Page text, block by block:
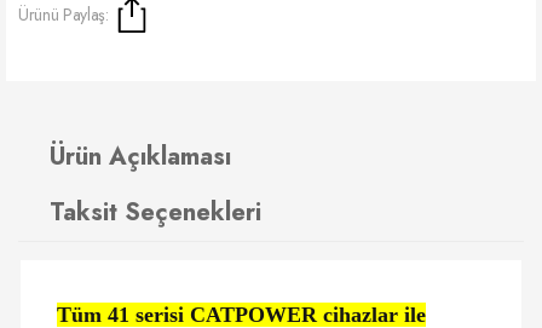
Ürünü Paylaş:
Ürün Açıklaması
Taksit Seçenekleri
Tüm 41 serisi CATPOWER cihazlar ile